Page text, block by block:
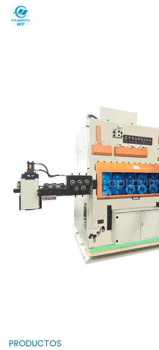
PRODUCTOS